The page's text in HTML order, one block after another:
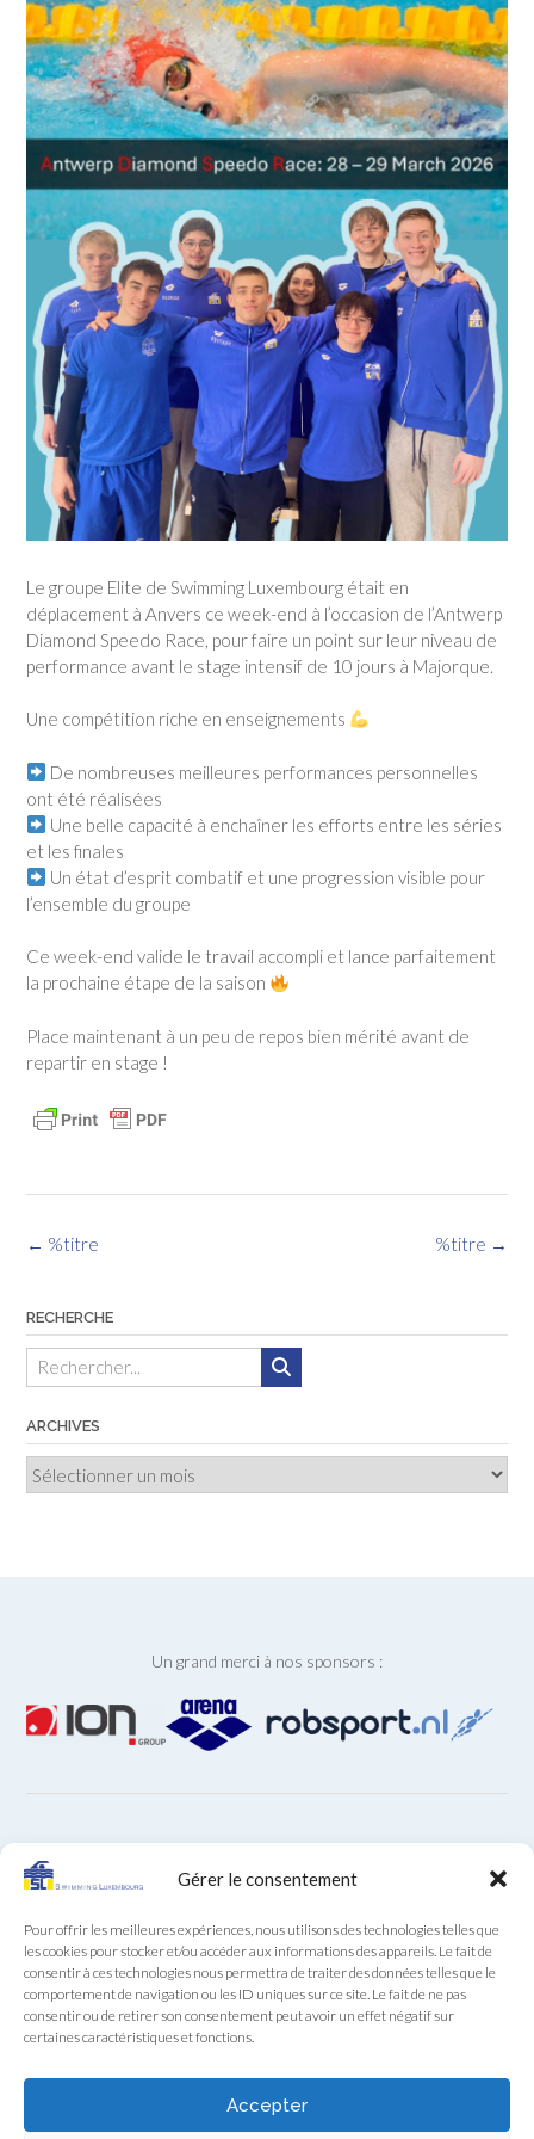
Gérer le consentement
Pour offrir les meilleures expériences, nous utilisons des technologies telles que
les cookies pour stocker et/ou accéder aux informations des appareils. Le fait de
consentir à ces technologies nous permettra de traiter des données telles que le
comportement de navigation ou les ID uniques sur ce site. Le fait de ne pas
consentir ou de retirer son consentement peut avoir un effet négatif sur
certaines caractéristiques et fonctions.
Accepter
Le groupe Elite de Swimming Luxembourg était en
déplacement à Anvers ce week-end à l’occasion de l’Antwerp
Diamond Speedo Race, pour faire un point sur leur niveau de
performance avant le stage intensif de 10 jours à Majorque.
Une compétition riche en enseignements
De nombreuses meilleures performances personnelles
ont été réalisées
Une belle capacité à enchaîner les efforts entre les séries
et les finales
Un état d’esprit combatif et une progression visible pour
l’ensemble du groupe
Ce week-end valide le travail accompli et lance parfaitement
la prochaine étape de la saison
Place maintenant à un peu de repos bien mérité avant de
repartir en stage !
Navigation
%titre →
← %titre
RECHERCHE
ARCHIVES
Archives
Un grand merci à nos sponsors :
ARCHIVES